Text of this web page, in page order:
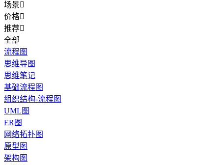
场景
价格
推荐
全部
流程图
思维导图
思维笔记
基础流程图
组织结构-流程图
UML图
ER图
网络拓扑图
原型图
架构图